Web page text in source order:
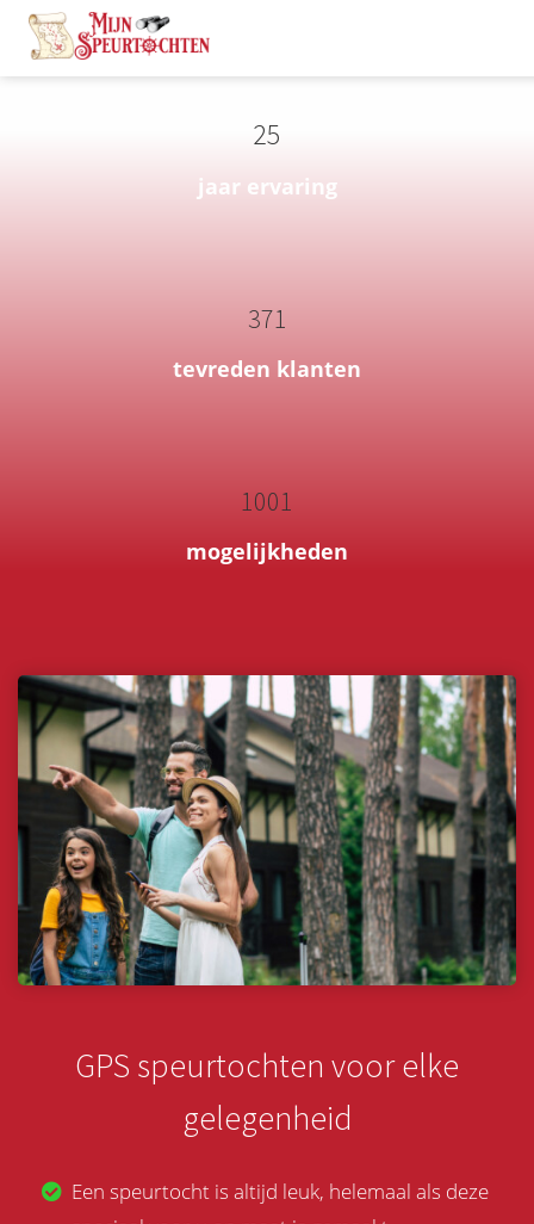
25
jaar ervaring
371
tevreden klanten
1001
mogelijkheden
GPS speurtochten voor elke
gelegenheid
Een speurtocht is altijd leuk, helemaal als deze